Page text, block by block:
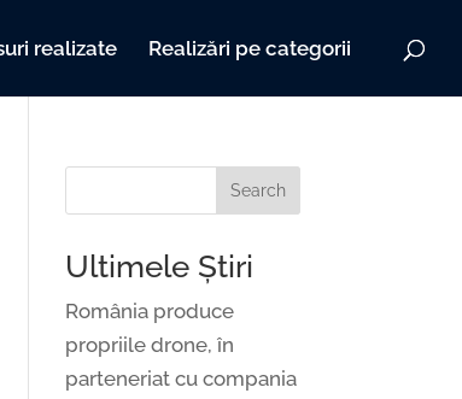
realizate Realizări pe categorii
Search
Ultimele Știri
România produce
propriile drone, în
parteneriat cu compania